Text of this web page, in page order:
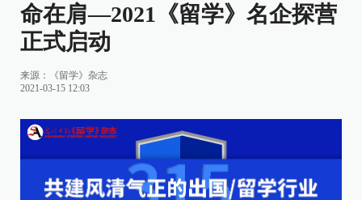
命在肩—2021《留学》名企探营
正式启动
来源：《留学》杂志
2021-03-15 12:03